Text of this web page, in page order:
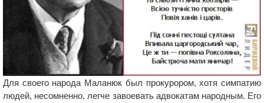
Для своего народа Маланюк был прокурором, хотя симпатию
людей, несомненно, легче завоевать адвокатам народным. Его